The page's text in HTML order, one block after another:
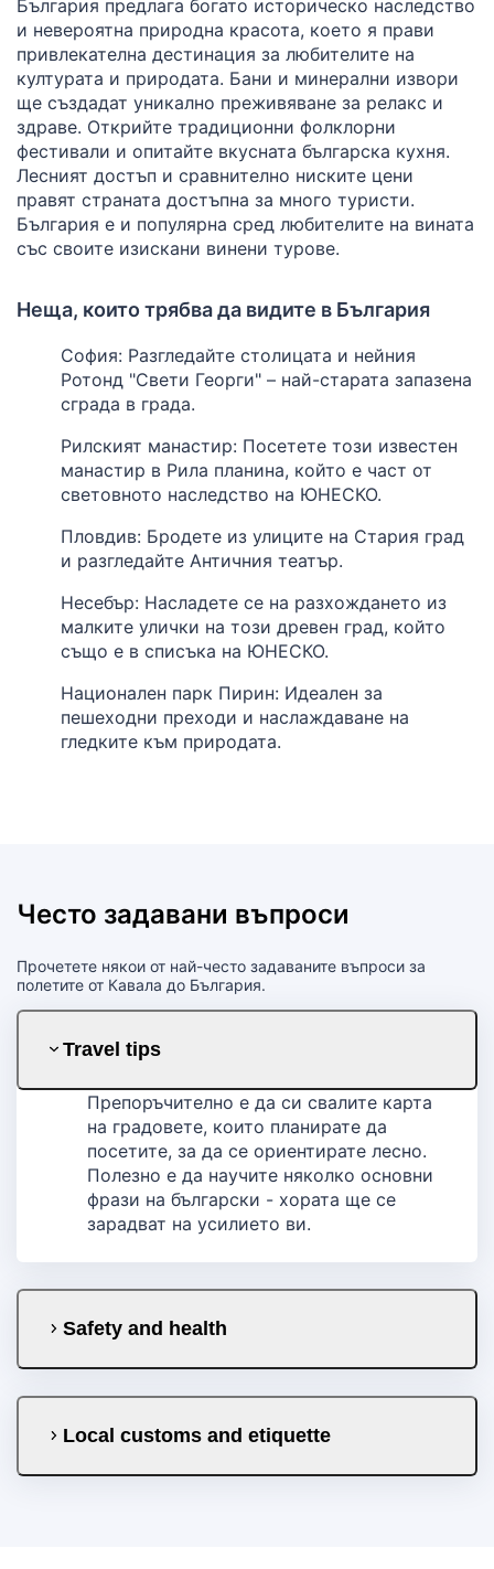
България предлага богато историческо наследство
и невероятна природна красота, което я прави
привлекателна дестинация за любителите на
културата и природата. Бани и минерални извори
ще създадат уникално преживяване за релакс и
здраве. Открийте традиционни фолклорни
фестивали и опитайте вкусната българска кухня.
Лесният достъп и сравнително ниските цени
правят страната достъпна за много туристи.
България е и популярна сред любителите на вината
със своите изискани винени турове.
Неща, които трябва да видите в България
София: Разгледайте столицата и нейния
Ротонд "Свети Георги" – най-старата запазена
сграда в града.
Рилският манастир: Посетете този известен
манастир в Рила планина, който е част от
световното наследство на ЮНЕСКО.
Пловдив: Бродете из улиците на Стария град
и разгледайте Античния театър.
Несебър: Насладете се на разхождането из
малките улички на този древен град, който
също е в списъка на ЮНЕСКО.
Национален парк Пирин: Идеален за
пешеходни преходи и наслаждаване на
гледките към природата.
Често задавани въпроси
Прочетете някои от най-често задаваните въпроси за
полетите от Кавала до България.
Travel tips
Препоръчително е да си свалите карта
на градовете, които планирате да
посетите, за да се ориентирате лесно.
Полезно е да научите няколко основни
фрази на български - хората ще се
зарадват на усилието ви.
Safety and health
Local customs and etiquette